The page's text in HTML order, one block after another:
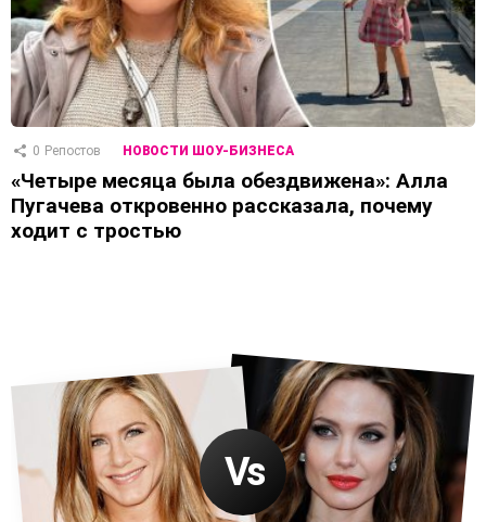
0 Репостов НОВОСТИ ШОУ-БИЗНЕСА
«Четыре месяца была обездвижена»: Алла
Пугачева откровенно рассказала, почему
ходит с тростью